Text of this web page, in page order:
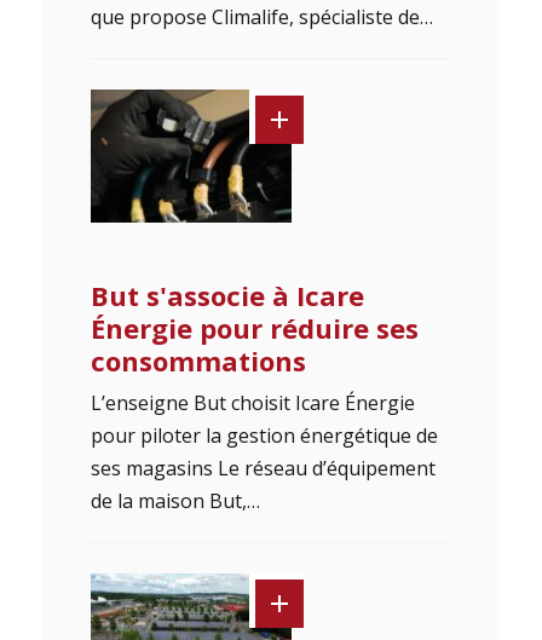
que propose Climalife, spécialiste de…
But s'associe à Icare
Énergie pour réduire ses
consommations
L’enseigne But choisit Icare Énergie
pour piloter la gestion énergétique de
ses magasins Le réseau d’équipement
de la maison But,…